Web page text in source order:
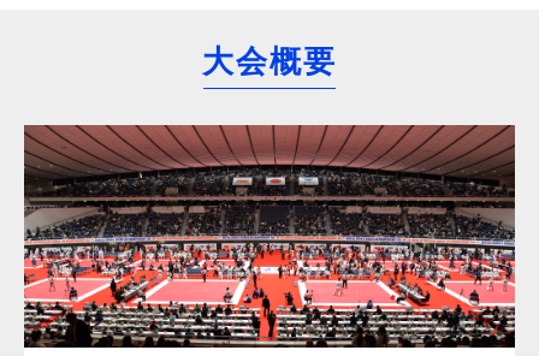
大会概要